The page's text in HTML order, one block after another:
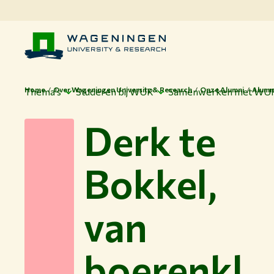
Thema's Studeren bij WUR Samenwerken met
Home Over Wageningen University & Research Onze Alumni
Derk te
Bokkel,
van